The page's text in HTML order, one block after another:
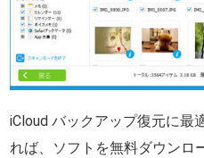
iCloud バックアップ復元に最
れば、ソフトを無料ダウンロ